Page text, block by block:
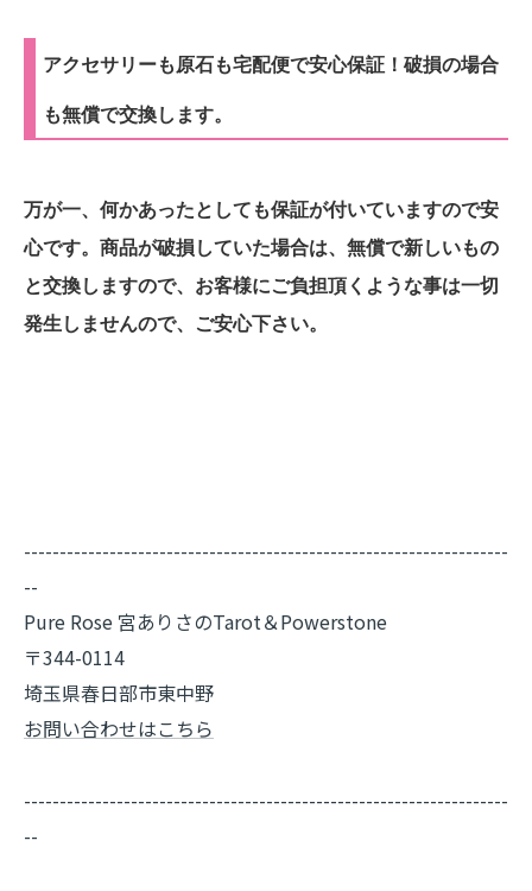
アクセサリーも原石も宅配便で安心保証！破損の場合
も無償で交換します。
万が一、何かあったとしても保証が付いていますので安
心です。商品が破損していた場合は、無償で新しいもの
と交換しますので、お客様にご負担頂くような事は一切
発生しませんので、ご安心下さい。
--------------------------------------------------------------------
--
Pure Rose 宮ありさのTarot＆Powerstone
〒344-0114
埼玉県春日部市東中野
お問い合わせはこちら
--------------------------------------------------------------------
--